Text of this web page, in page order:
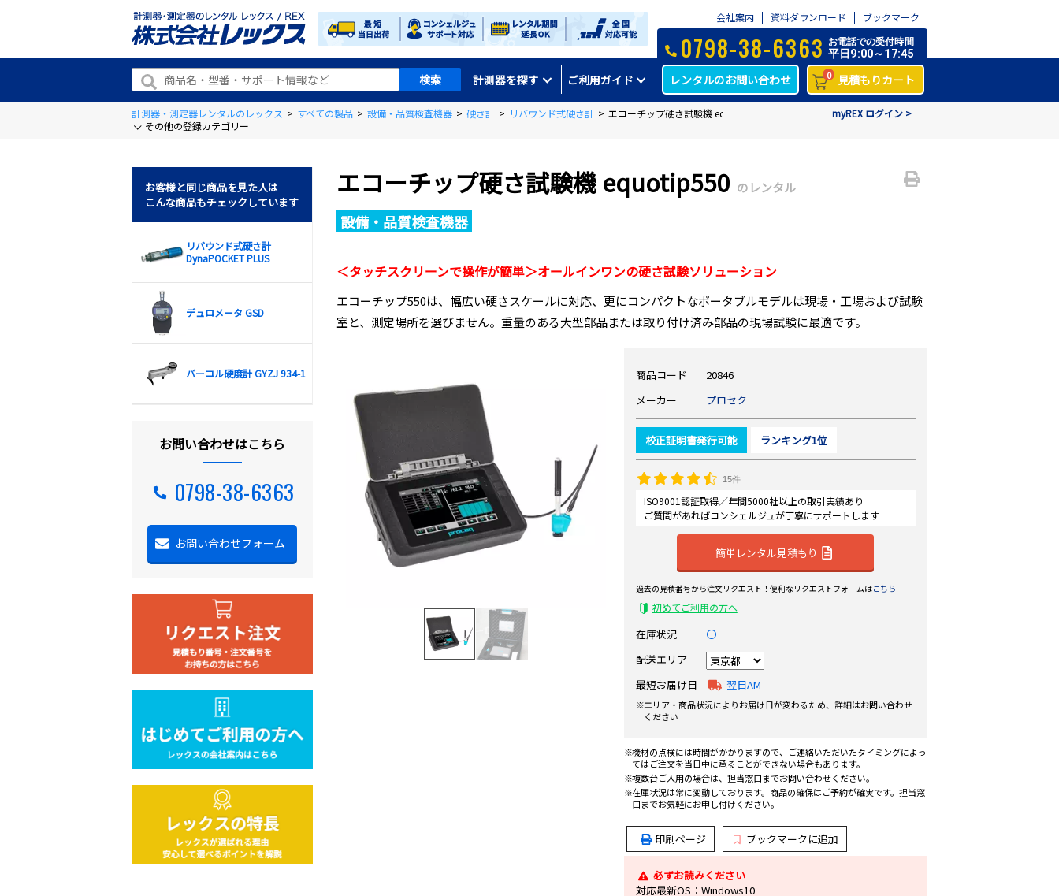
会社案内 資料ダウンロード ブックマーク
計測器を探す ご利用ガイド
0798-38-6363 お電話での受付時間
平日9:00～17:45
レンタルのお問い合わせ 0 見積もりカート
myREX ログイン >
計測器・測定器レンタルのレックス > すべての製品 > 設備・品質検査機器 > 硬さ計 > リバウンド式硬さ計 > エコーチップ硬さ試験機 equotip550
その他の登録カテゴリー
エコーチップ硬さ試験機 equotip550 のレンタル
設備・品質検査機器
＜タッチスクリーンで操作が簡単＞オールインワンの硬さ試験ソリューション
エコーチップ550は、幅広い硬さスケールに対応、更にコンパクトなポータブルモデルは現場・工場および試験
室と、測定場所を選びません。重量のある大型部品または取り付け済み部品の現場試験に最適です。
商品コード
20846
メーカー
プロセク
校正証明書発行可能 ランキング1位
15件
ISO9001認証取得／年間5000社以上の取引実績あり
ご質問があればコンシェルジュが丁寧にサポートします
簡単レンタル見積もり
過去の見積番号から注文リクエスト！便利なリクエストフォームはこちら
初めてご利用の方へ
在庫状況
〇
配送エリア
最短お届け日
翌日AM
エリア・商品状況によりお届け日が変わるため、詳細はお問い合わせ
ください
機材の点検には時間がかかりますので、ご連絡いただいたタイミングによっ
てはご注文を当日中に承ることができない場合もあります。
複数台ご入用の場合は、担当窓口までお問い合わせください。
在庫状況は常に変動しております。商品の確保はご予約が確実です。担当窓
口までお気軽にお申し付けください。
印刷ページ ブックマークに追加
必ずお読みください
対応最新OS：Windows10
お客様と同じ商品を見た人は
こんな商品もチェックしています
リバウンド式硬さ計
DynaPOCKET PLUS
デュロメータ GSD
バーコル硬度計 GYZJ 934-1
お問い合わせはこちら
0798-38-6363
お問い合わせフォーム